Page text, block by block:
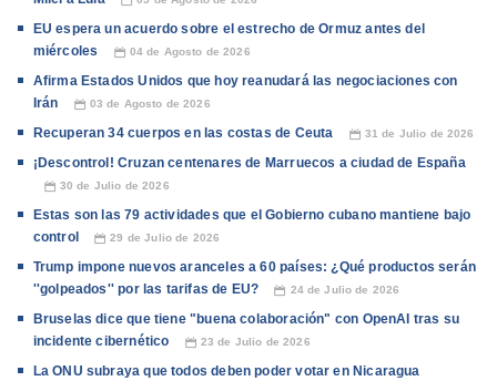
EU espera un acuerdo sobre el estrecho de Ormuz antes del
miércoles
📅 04 de Agosto de 2026
Afirma Estados Unidos que hoy reanudará las negociaciones con
Irán
📅 03 de Agosto de 2026
Recuperan 34 cuerpos en las costas de Ceuta 📅 31 de Julio de 2026
¡Descontrol! Cruzan centenares de Marruecos a ciudad de España
📅 30 de Julio de 2026
Estas son las 79 actividades que el Gobierno cubano mantiene bajo
control
📅 29 de Julio de 2026
Trump impone nuevos aranceles a 60 países: ¿Qué productos serán
''golpeados'' por las tarifas de EU?
📅 24 de Julio de 2026
Bruselas dice que tiene "buena colaboración" con OpenAI tras su
incidente cibernético
📅 23 de Julio de 2026
La ONU subraya que todos deben poder votar en Nicaragua